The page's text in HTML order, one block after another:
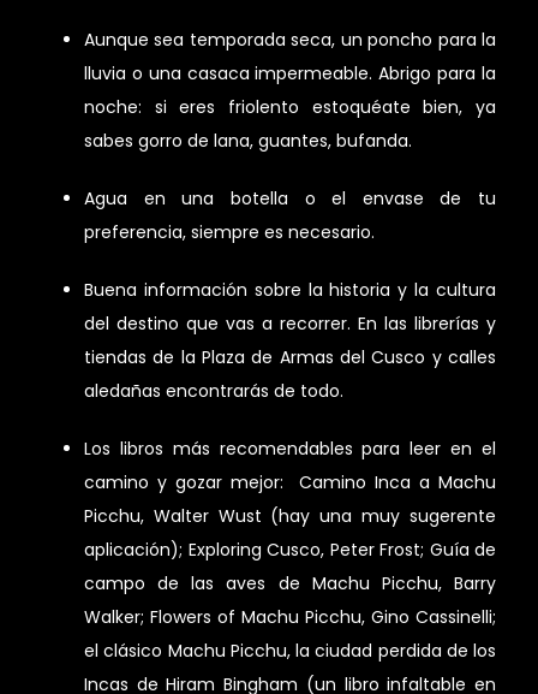
Aunque sea temporada seca, un poncho para la
lluvia o una casaca impermeable. Abrigo para la
noche: si eres friolento estoquéate bien, ya
sabes gorro de lana, guantes, bufanda.
Agua en una botella o el envase de tu
preferencia, siempre es necesario.
Buena información sobre la historia y la cultura
del destino que vas a recorrer. En las librerías y
tiendas de la Plaza de Armas del Cusco y calles
aledañas encontrarás de todo.
Los libros más recomendables para leer en el
camino y gozar mejor: Camino Inca a Machu
Picchu, Walter Wust (hay una muy sugerente
aplicación); Exploring Cusco, Peter Frost; Guía de
campo de las aves de Machu Picchu, Barry
Walker; Flowers of Machu Picchu, Gino Cassinelli;
el clásico Machu Picchu, la ciudad perdida de los
Incas de Hiram Bingham (un libro infaltable en